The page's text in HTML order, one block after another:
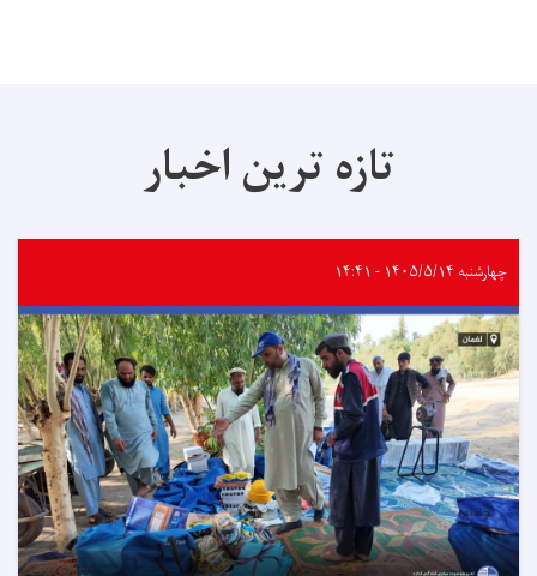
تازه ترین اخبار
چهارشنبه ۱۴۰۵/۵/۱۴ - ۱۴:۴۱